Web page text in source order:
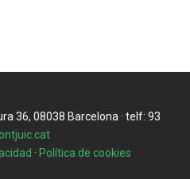
36, 08038 Barcelona · telf: 93
· Política de cookies